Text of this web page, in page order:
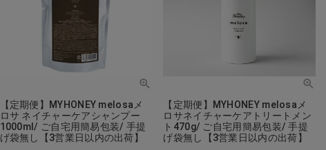
【定期便】MYHONEY melosaメ
ロサ ネイチャーケアシャンプー
1000ml/ ご自宅用簡易包装/ 手提
げ袋無し【3営業日以内の出荷】
【定期便】MYHONEY melosaメ
ロサネイチャーケアトリートメン
ト470g/ ご自宅用簡易包装/ 手提
げ袋無し【3営業日以内の出荷】